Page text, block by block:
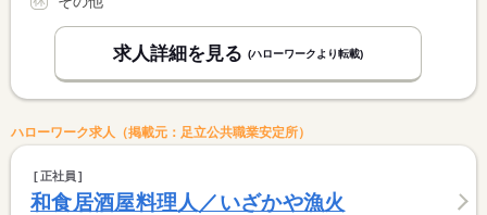
求人詳細を見る (ハローワークより転載)
ハローワーク求人（掲載元：足立公共職業安定所）
正社員
和食居酒屋料理人／いざかや漁火